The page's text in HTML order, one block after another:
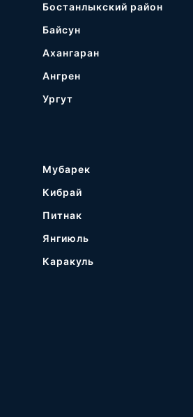
Бостанлыкский район
Байсун
Ахангаран
Ангрен
Ургут
Мубарек
Кибрай
Питнак
Янгиюль
Каракуль